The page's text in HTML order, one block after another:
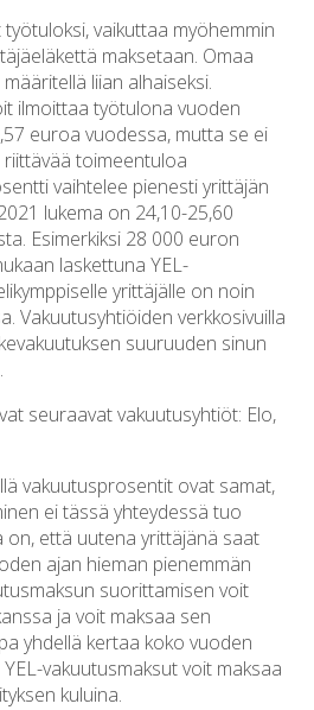
vaikuttaa myöhemmin
maksetaan. Omaa
liian alhaiseksi.
ilmoittaa työtulona vuoden
euroa vuodessa, mutta se ei
toimeentuloa
vaihtelee pienesti yrittäjän
lukema on 24,10-25,60
Esimerkiksi 28 000 euron
laskettuna YEL-
yrittäjälle on noin
Vakuutusyhtiöiden verkkosivuilla
suuruuden sinun
seuraavat vakuutusyhtiöt: Elo,
vakuutusprosentit ovat samat,
ei tässä yhteydessä tuo
on, että uutena yrittäjänä saat
ajan hieman pienemmän
suorittamisen voit
ja voit maksaa sen
yhdellä kertaa koko vuoden
vakuutusmaksut voit maksaa
kuluina.